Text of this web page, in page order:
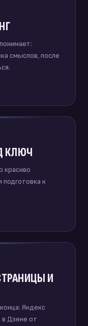
смыслов, после
КЛЮЧ
красиво
подготовка к
И
Яндекс
Дзене от